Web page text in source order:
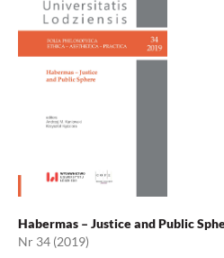
Habermas – Justice and Public
Nr 34 (2019)